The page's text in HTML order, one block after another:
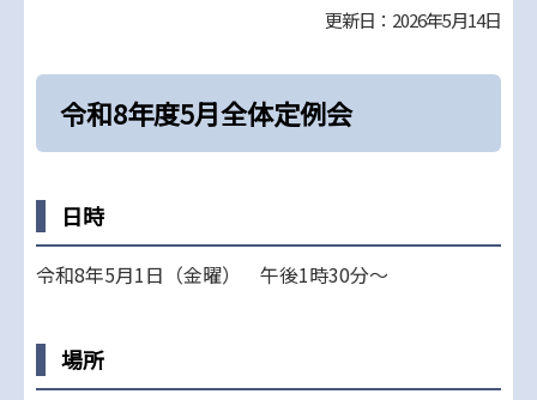
更新日：2026年5月14日
令和8年度5月全体定例会
日時
令和8年5月1日（金曜） 午後1時30分～
場所